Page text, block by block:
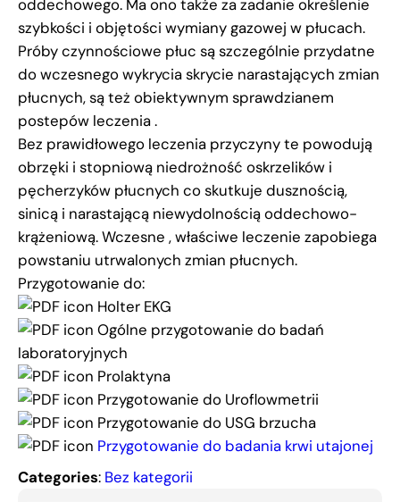
oddechowego. Ma ono także za zadanie określenie
szybkości i objętości wymiany gazowej w płucach.
Próby czynnościowe płuc są szczególnie przydatne
do wczesnego wykrycia skrycie narastających zmian
płucnych, są też obiektywnym sprawdzianem
postepów leczenia .
Bez prawidłowego leczenia przyczyny te powodują
obrzęki i stopniową niedrożność oskrzelików i
pęcherzyków płucnych co skutkuje dusznością,
sinicą i narastającą niewydolnością oddechowo-
krążeniową. Wczesne , właściwe leczenie zapobiega
powstaniu utrwalonych zmian płucnych.
Przygotowanie do:
Holter EKG
Ogólne przygotowanie do badań
laboratoryjnych
Prolaktyna
Przygotowanie do Uroflowmetrii
Przygotowanie do USG brzucha
Przygotowanie do badania krwi utajonej
Categories: Bez kategorii